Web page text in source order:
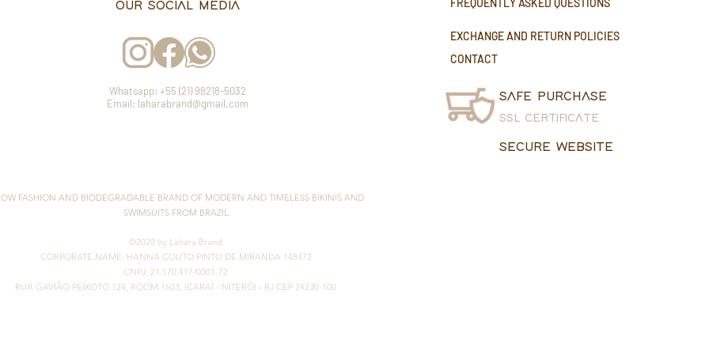
OUR SOCIAL MEDIA
Whatsapp: +55 (21) 98218-5032
Email: laharabrand@gmail.com
FREQUENTLY ASKED QUESTIONS
EXCHANGE AND RETURN POLICIES
CONTACT
SAFE PURCHASE
SSL CERTIFICATE
SECURE WEBSITE
FASHION AND BIODEGRADABLE BRAND OF MODERN AND TIMELESS BIKINIS AND
SWIMSUITS FROM BRAZIL.
©2020 by Lahara Brand
CORPORATE NAME: HANNA COUTO PINTO DE MIRANDA 148472
CNPJ: 21.170.417/0001-72
RUA GAVIÃO PEIXOTO 124, ROOM 1603, ICARAÍ - NITERÓI - RJ CEP 24230-100